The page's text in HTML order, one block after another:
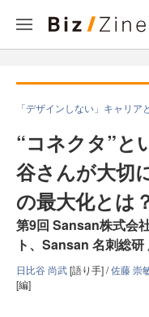
「デザインしない」キャリア
“コネクタ”と
谷さんが大切
の最大化とは
第9回 Sansan株式会
ト、Sansan 名刺総
日比谷 尚武[語り手] /佐藤 崇
[編]